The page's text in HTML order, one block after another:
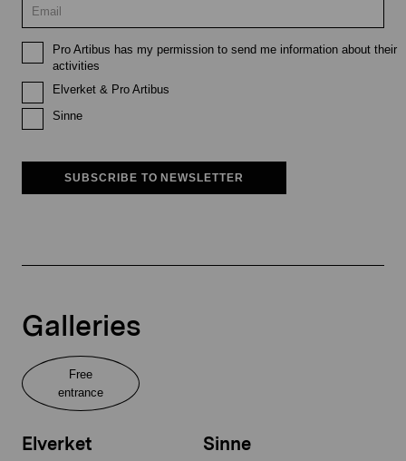
Pro Artibus has my permission to send me information about their
activities
Elverket & Pro Artibus
Sinne
SUBSCRIBE TO NEWSLETTER
Galleries
Free
entrance
Elverket Sinne